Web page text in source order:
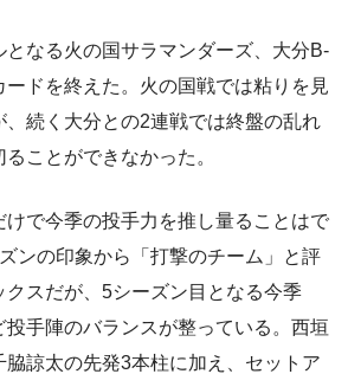
となる火の国サラマンダーズ、大分B-
ードを終えた。火の国戦では粘りを見
、続く大分との2連戦では終盤の乱れ
ことができなかった。
けで今季の投手力を推し量ることはで
ンの印象から「打撃のチーム」と評
クスだが、5シーズン目となる今季
投手陣のバランスが整っている。西垣
諒太の先発3本柱に加え、セットア